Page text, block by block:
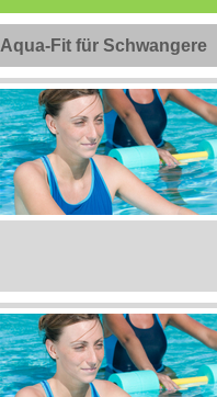
Aqua-Fit für Schwangere